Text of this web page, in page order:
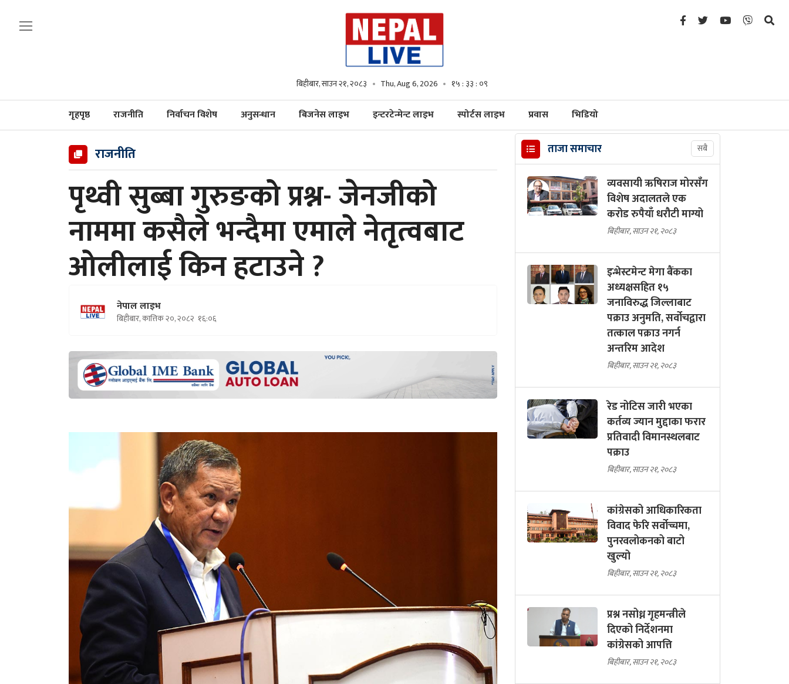
बिहीबार, साउन २१, २०८३ Thu, Aug 6, 2026 १५ : ३३ : ११
गृहपृष्ठ राजनीति निर्वाचन विशेष अनुसन्धान बिजनेस लाइभ इन्टरटेन्मेन्ट लाइभ स्पोर्टस लाइभ प्रवास भिडियो
राजनीति
पृथ्वी सुब्बा गुरुङको प्रश्न- जेनजीको
नाममा कसैले भन्दैमा एमाले नेतृत्वबाट
ओलीलाई किन हटाउने ?
नेपाल लाइभ
बिहीबार, कात्तिक २०, २०८२ १६:०६
ताजा समाचार सबै
व्यवसायी ऋषिराज मोरसँग
विशेष अदालतले एक
करोड रुपैयाँ धरौटी माग्यो
बिहीबार, साउन २१, २०८३
इन्भेस्टमेन्ट मेगा बैंकका
अध्यक्षसहित १५
जनाविरुद्ध जिल्लाबाट
पक्राउ अनुमति, सर्वोचद्वारा
तत्काल पक्राउ नगर्न
अन्तरिम आदेश
बिहीबार, साउन २१, २०८३
रेड नोटिस जारी भएका
कर्तव्य ज्यान मुद्दाका फरार
प्रतिवादी विमानस्थलबाट
पक्राउ
बिहीबार, साउन २१, २०८३
कांग्रेसको आधिकारिकता
विवाद फेरि सर्वोच्चमा,
पुनरवलोकनको बाटो
खुल्यो
बिहीबार, साउन २१, २०८३
प्रश्न नसोध्न गृहमन्त्रीले
दिएको निर्देशनमा
कांग्रेसको आपत्ति
बिहीबार, साउन २१, २०८३